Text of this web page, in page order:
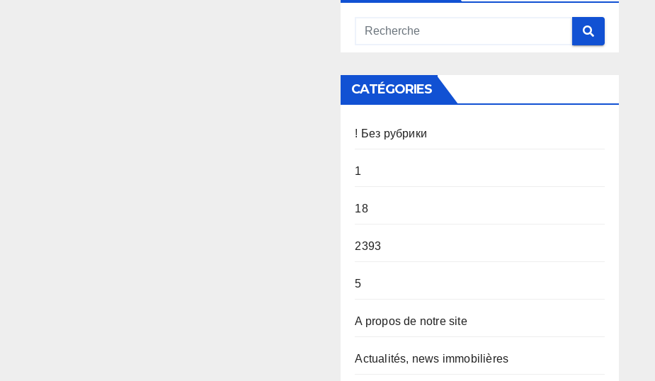
CATÉGORIES
! Без рубрики
1
18
2393
5
A propos de notre site
Actualités, news immobilières